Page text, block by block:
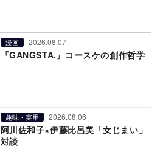
漫画 2026.08.07
『GANGSTA.』コースケの創作哲学
趣味・実用 2026.08.06
阿川佐和子×伊藤比呂美「女じまい」
対談